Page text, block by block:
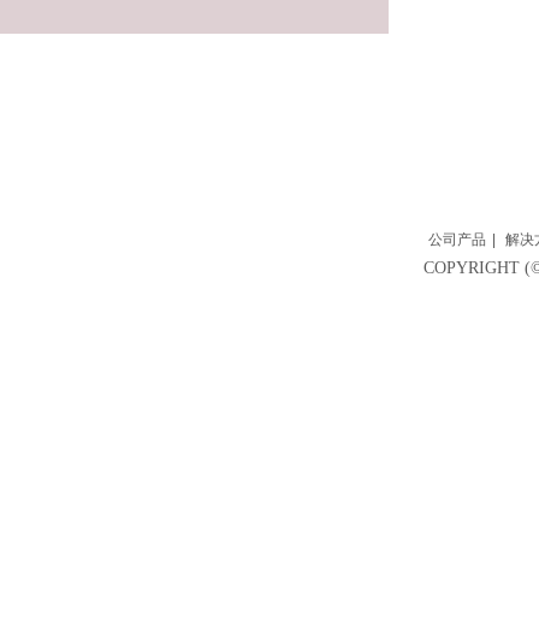
公司产品 解决
COPYRIGHT